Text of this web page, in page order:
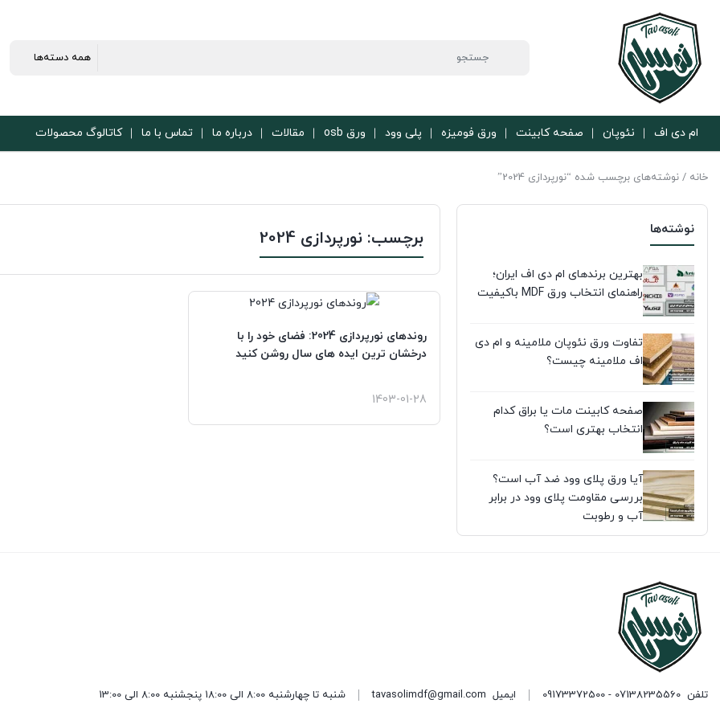
ام دی اف نئوپان صفحه کابینت ورق فومیزه پلی وود ورق osb مقالات درباره ما تماس با ما کاتالوگ محصولات
خانه / نوشته‌های برچسب شده “نورپردازی 2024”
نوشته‌ها
بهترین برندهای ام دی اف ایران؛
راهنمای انتخاب ورق MDF باکیفیت
تفاوت ورق نئوپان ملامینه و ام دی
اف ملامینه چیست؟
صفحه کابینت مات یا براق کدام
انتخاب بهتری است؟
آیا ورق پلای وود ضد آب است؟
بررسی مقاومت پلای وود در برابر
آب و رطوبت
برچسب:نورپردازی 2024
روندهای نورپردازی 2024: فضای خود را با
درخشان ترین ایده های سال روشن کنید
1403-01-28
تلفن 07138235560 - 09173372500 ایمیل tavasolimdf@gmail.com شنبه تا چهارشنبه 8:00 الی 18:00 پنجشنبه 8:00 الی 13:00